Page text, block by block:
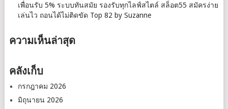
เพื่อนรับ 5% ระบบทันสมัย รองรับทุกไลฟ์สไตล์ สล็อต55 สมัครง่าย
เล่นไว ถอนได้ไม่ติดขัด Top 82 by Suzanne
ความเห็นล่าสุด
คลังเก็บ
กรกฎาคม 2026
มิถุนายน 2026